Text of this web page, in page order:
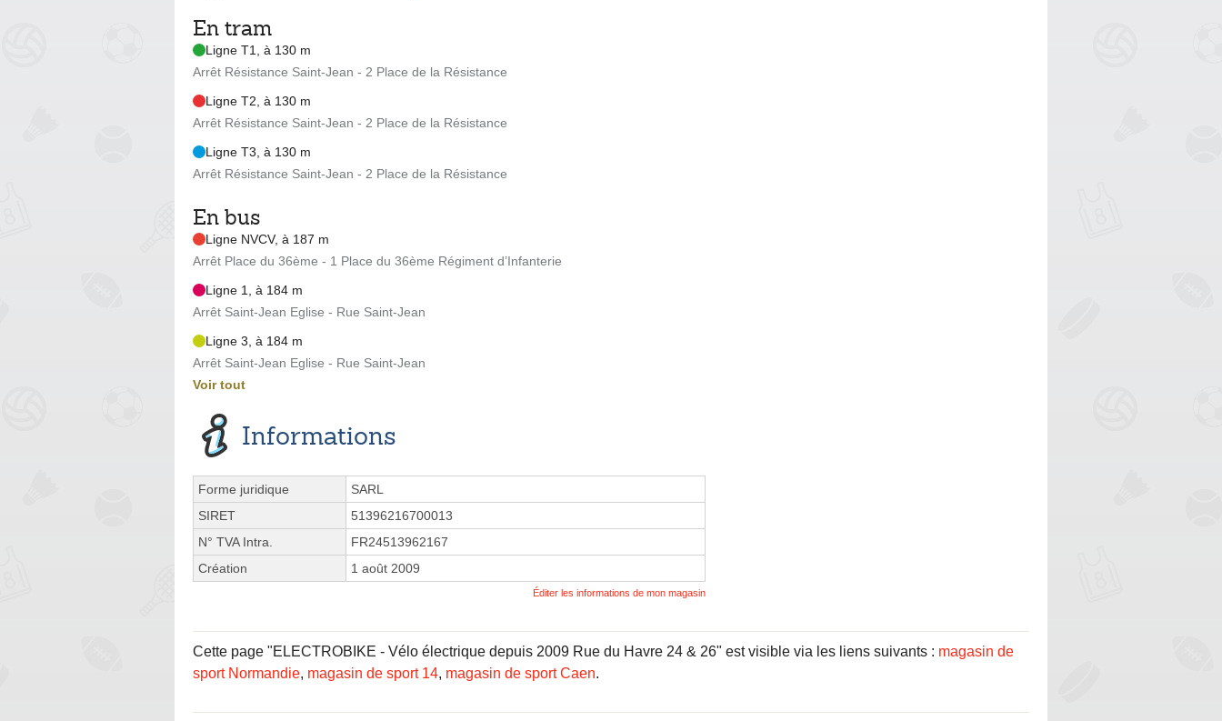
En tram
Ligne T1, à 130 m
Arrêt Résistance Saint-Jean - 2 Place de la Résistance
Ligne T2, à 130 m
Arrêt Résistance Saint-Jean - 2 Place de la Résistance
Ligne T3, à 130 m
Arrêt Résistance Saint-Jean - 2 Place de la Résistance
En bus
Ligne NVCV, à 187 m
Arrêt Place du 36ème - 1 Place du 36ème Régiment d’Infanterie
Ligne 1, à 184 m
Arrêt Saint-Jean Eglise - Rue Saint-Jean
Ligne 3, à 184 m
Arrêt Saint-Jean Eglise - Rue Saint-Jean
Voir tout
Informations
Forme juridique
SARL
SIRET
51396216700013
N° TVA Intra.
FR24513962167
Création
1 août 2009
Éditer les informations de mon magasin
Cette page "ELECTROBIKE - Vélo électrique depuis 2009 Rue du Havre 24 & 26" est visible via les liens suivants : magasin de
sport Normandie, magasin de sport 14, magasin de sport Caen.